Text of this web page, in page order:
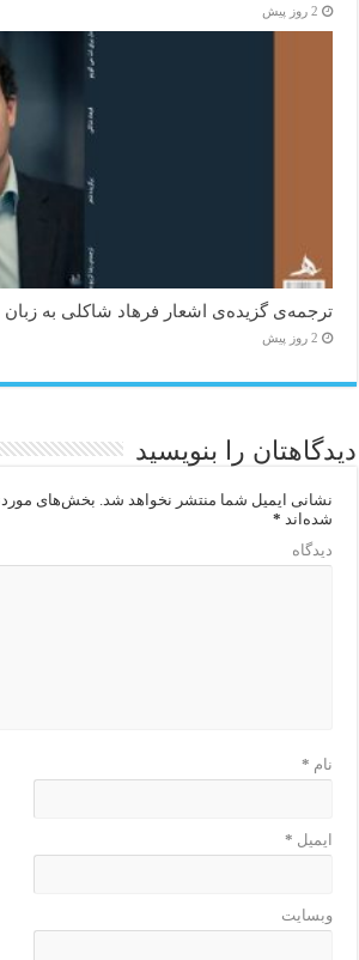
2 روز پیش
ترجمه‌ی گزیده‌‌ی اشعار فرهاد شاکلی به
2 روز پیش
دیدگاهتان را بنویسید
نشانی ایمیل شما منتشر نخواهد شد. بخش‌های
شده‌اند *
دیدگاه
نام *
ایمیل *
وبسایت